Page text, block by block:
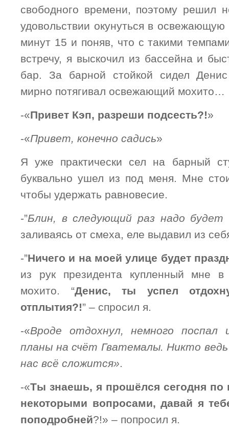
свободного времени, поэтому решил
удовольствии окунуться в
минут 15 и поняв, что с такими
встречу, я выскочил из бассейна и
бар. За барной стойкой сидел
мирно потягивал освежающий мохито…
-«Привет Кэп, разреши подсесть?!»
-«Привет, конечно садись»
Я уже практически сел на барный
буквально ушел из под меня. Мне
чтобы удержать равновесие.
-”Блин, в следующий раз надо будет
заливаясь от смеха, еле выдавил из
-”Ничего и на моей улице будет
из рук президента купленный мне в
мохито. “Денис, ты успел
отплытия?!” – спросил я.
-«Вроде отдохнул, немного
планы на счёт Гватемалы. Никто
нас всё сложится».
-«Ты знаешь, я прошёлся сегодня по
некоторыми вопросами, давай я
поподробней?!» – попросил я.